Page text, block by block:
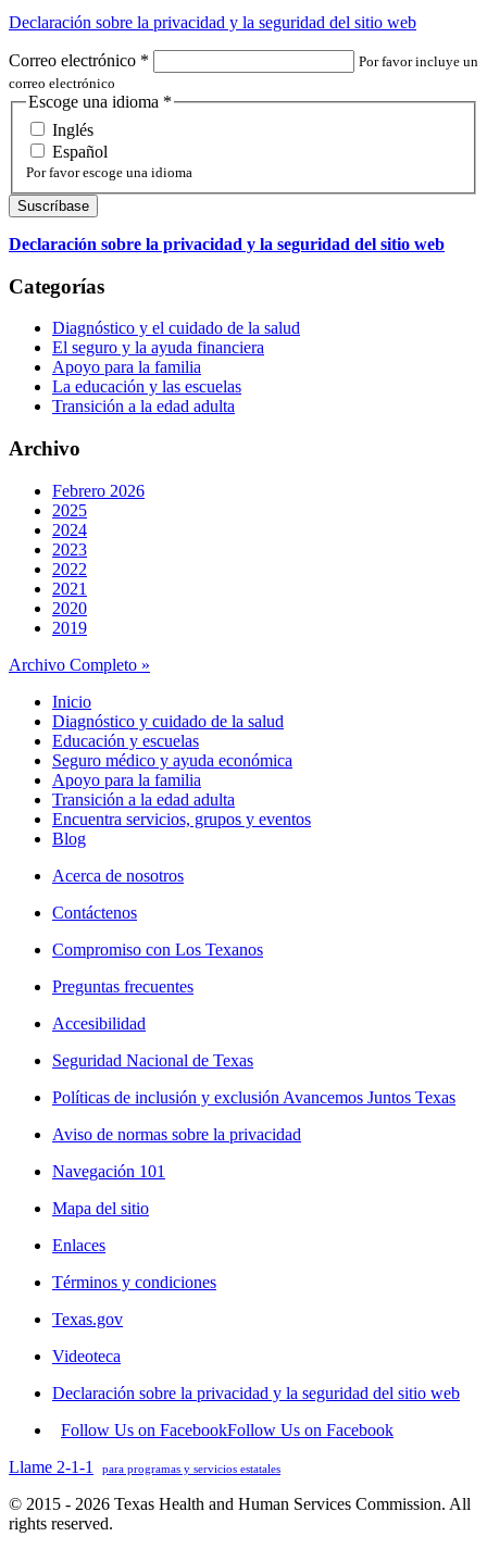
Declaración sobre la privacidad y la seguridad del sitio web
Correo electrónico *
Por favor incluye un
correo electrónico
Escoge una idioma *
Inglés
Español
Por favor escoge una idioma
Declaración sobre la privacidad y la seguridad del sitio web
Categorías
Diagnóstico y el cuidado de la salud
El seguro y la ayuda financiera
Apoyo para la familia
La educación y las escuelas
Transición a la edad adulta
Archivo
Febrero 2026
2025
2024
2023
2022
2021
2020
2019
Archivo Completo »
Inicio
Diagnóstico y cuidado de la salud
Educación y escuelas
Seguro médico y ayuda económica
Apoyo para la familia
Transición a la edad adulta
Encuentra servicios, grupos y eventos
Blog
Acerca de nosotros
Contáctenos
Compromiso con Los Texanos
Preguntas frecuentes
Accesibilidad
Seguridad Nacional de Texas
Políticas de inclusión y exclusión Avancemos Juntos Texas
Aviso de normas sobre la privacidad
Navegación 101
Mapa del sitio
Enlaces
Términos y condiciones
Texas.gov
Videoteca
Declaración sobre la privacidad y la seguridad del sitio web
Follow Us on FacebookFollow Us on Facebook
Llame 2-1-1
para programas y servicios estatales
© 2015 - 2026 Texas Health and Human Services Commission. All
rights reserved.